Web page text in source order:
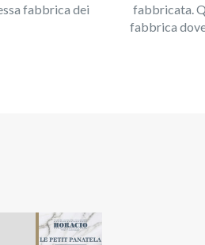
fabbrica dei
fabbricata.
fabbrica